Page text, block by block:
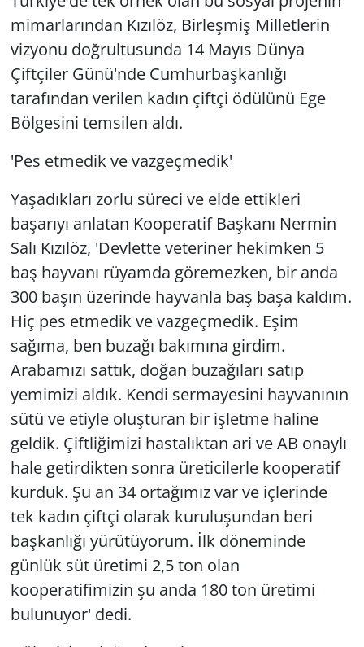
mimarlarından Kızılöz, Birleşmiş Milletlerin
vizyonu doğrultusunda 14 Mayıs Dünya
Çiftçiler Günü'nde Cumhurbaşkanlığı
tarafından verilen kadın çiftçi ödülünü Ege
Bölgesini temsilen aldı.
'Pes etmedik ve vazgeçmedik'
Yaşadıkları zorlu süreci ve elde ettikleri
başarıyı anlatan Kooperatif Başkanı Nermin
Salı Kızılöz, 'Devlette veteriner hekimken 5
baş hayvanı rüyamda göremezken, bir anda
300 başın üzerinde hayvanla baş başa kaldım.
Hiç pes etmedik ve vazgeçmedik. Eşim
sağıma, ben buzağı bakımına girdim.
Arabamızı sattık, doğan buzağıları satıp
yemimizi aldık. Kendi sermayesini hayvanının
sütü ve etiyle oluşturan bir işletme haline
geldik. Çiftliğimizi hastalıktan ari ve AB onaylı
hale getirdikten sonra üreticilerle kooperatif
kurduk. Şu an 34 ortağımız var ve içlerinde
tek kadın çiftçi olarak kuruluşundan beri
başkanlığı yürütüyorum. İlk döneminde
günlük süt üretimi 2,5 ton olan
kooperatifimizin şu anda 180 ton üretimi
bulunuyor' dedi.